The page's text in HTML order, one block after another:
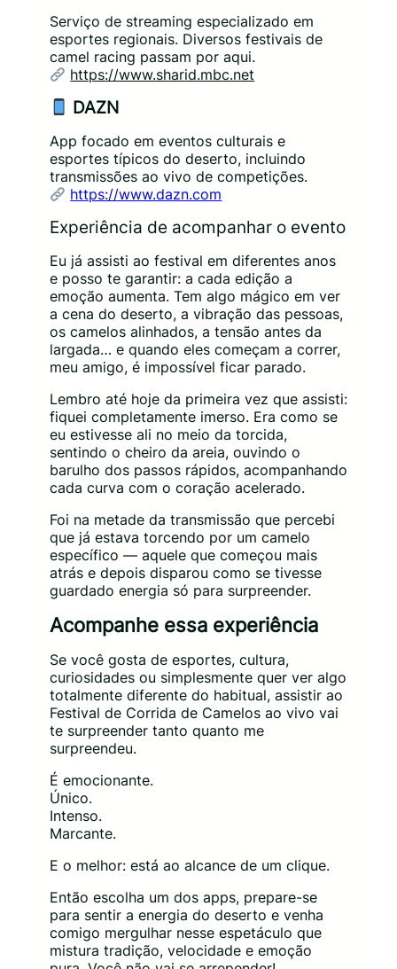
Serviço de streaming especializado em
esportes regionais. Diversos festivais de
camel racing passam por aqui.
https://www.sharid.mbc.net
DAZN
App focado em eventos culturais e
esportes típicos do deserto, incluindo
transmissões ao vivo de competições.
https://www.dazn.com
Experiência de acompanhar o evento
Eu já assisti ao festival em diferentes anos
e posso te garantir: a cada edição a
emoção aumenta. Tem algo mágico em ver
a cena do deserto, a vibração das pessoas,
os camelos alinhados, a tensão antes da
largada… e quando eles começam a correr,
meu amigo, é impossível ficar parado.
Lembro até hoje da primeira vez que assisti:
fiquei completamente imerso. Era como se
eu estivesse ali no meio da torcida,
sentindo o cheiro da areia, ouvindo o
barulho dos passos rápidos, acompanhando
cada curva com o coração acelerado.
Foi na metade da transmissão que percebi
que já estava torcendo por um camelo
específico — aquele que começou mais
atrás e depois disparou como se tivesse
guardado energia só para surpreender.
Acompanhe essa experiência
Se você gosta de esportes, cultura,
curiosidades ou simplesmente quer ver algo
totalmente diferente do habitual, assistir ao
Festival de Corrida de Camelos ao vivo vai
te surpreender tanto quanto me
surpreendeu.
É emocionante.
Único.
Intenso.
Marcante.
E o melhor: está ao alcance de um clique.
Então escolha um dos apps, prepare-se
para sentir a energia do deserto e venha
comigo mergulhar nesse espetáculo que
mistura tradição, velocidade e emoção